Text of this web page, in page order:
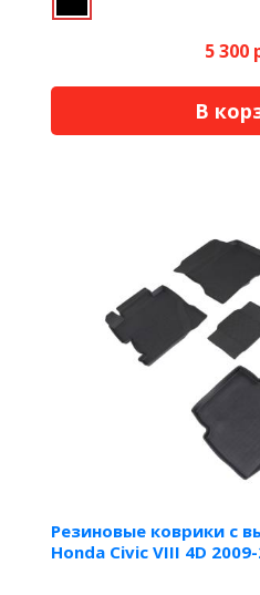
5 300
В
Резиновые коврики с
Honda Civic VIII 4D